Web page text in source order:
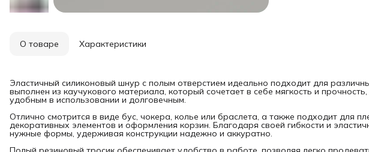
О товаре Характеристики
Эластичный силиконовый шнур с полым отверстием идеально подходит для
выполнен из каучукового материала, который сочетает в себе мягкость и
удобным в использовании и долговечным.
Отлично смотрится в виде бус, чокера, колье или браслета, а также подходит для
декоративных элементов и оформления корзин. Благодаря своей гибкости и
нужные формы, удерживая конструкции надежно и аккуратно.